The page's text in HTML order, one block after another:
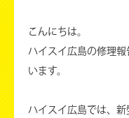
こんにちは。
ハイスイ広島の修理
います。
ハイスイ広島では、